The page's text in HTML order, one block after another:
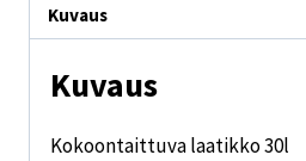
Kuvaus
Kuvaus
Kokoontaittuva laatikko 30l